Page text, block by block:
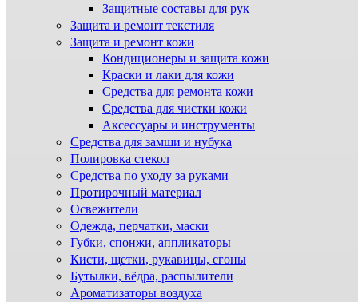
Защитные составы для рук
Защита и ремонт текстиля
Защита и ремонт кожи
Кондиционеры и защита кожи
Краски и лаки для кожи
Средства для ремонта кожи
Средства для чистки кожи
Аксессуары и инструменты
Средства для замши и нубука
Полировка стекол
Средства по уходу за руками
Протирочный материал
Освежители
Одежда, перчатки, маски
Губки, спонжи, аппликаторы
Кисти, щетки, рукавицы, сгоны
Бутылки, вёдра, распылители
Ароматизаторы воздуха